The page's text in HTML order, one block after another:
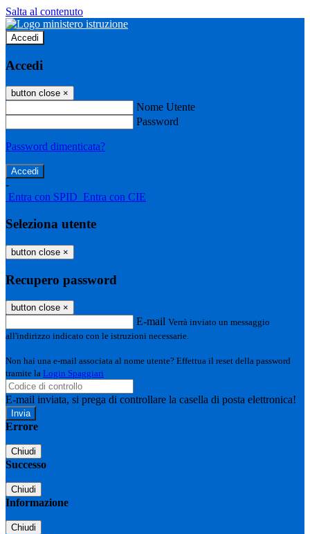
Salta al contenuto
Accedi
Accedi
button close ×
Nome Utente
Password
Password dimenticata?
-
Entra con SPID Entra con CIE
Seleziona utente
button close ×
Recupero password
button close ×
E-mail Verrà inviato un messaggio
all'indirizzo indicato con le istruzioni necessarie.
Non hai una e-mail associata al nome utente? Effettua il reset della password
tramite la Login Spaggiari
E-mail inviata, si prega di controllare la casella di posta elettronica!
Errore
Chiudi
Successo
Chiudi
Informazione
Chiudi